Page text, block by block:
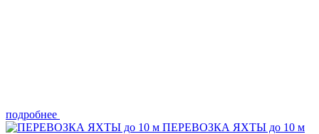
подробнее
ПЕРЕВОЗКА ЯХТЫ до 10 м